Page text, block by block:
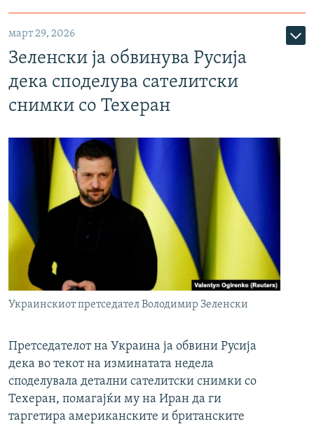
март 29, 2026
Зеленски ја обвинува Русија
дека споделува сателитски
снимки со Техеран
Украинскиот претседател Володимир Зеленски
Претседателот на Украина ја обвини Русија
дека во текот на изминатата недела
споделувала детални сателитски снимки со
Техеран, помагајќи му на Иран да ги
таргетира американските и британските